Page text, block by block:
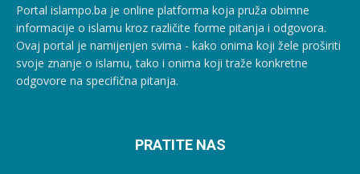
Portal islampo.ba je online platforma koja pruža obimne
informacije o islamu kroz različite forme pitanja i odgovora.
Ovaj portal je namijenjen svima - kako onima koji žele proširiti
svoje znanje o islamu, tako i onima koji traže konkretne
odgovore na specifična pitanja.
PRATITE NAS